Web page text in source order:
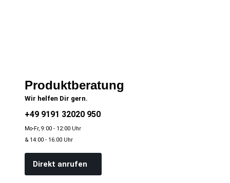
Produktberatung
Wir helfen Dir gern.
+49 9191 32020 950
Mo-Fr, 9:00 - 12:00 Uhr
& 14:00 - 16:00 Uhr
Direkt anrufen